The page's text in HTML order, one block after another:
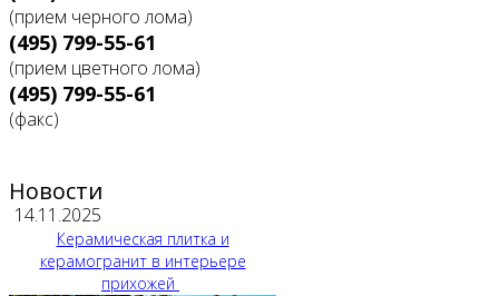
(прием черного лома)
(495) 799-55-61
(прием цветного лома)
(495) 799-55-61
(факс)
Новости
14.11.2025
Керамическая плитка и
керамогранит в интерьере
прихожей